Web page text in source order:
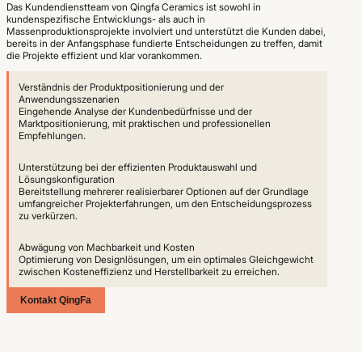
Das Kundendienstteam von Qingfa Ceramics ist sowohl in
kundenspezifische Entwicklungs- als auch in
Massenproduktionsprojekte involviert und unterstützt die Kunden dabei,
bereits in der Anfangsphase fundierte Entscheidungen zu treffen, damit
die Projekte effizient und klar vorankommen.
Verständnis der Produktpositionierung und der
Anwendungsszenarien
Eingehende Analyse der Kundenbedürfnisse und der
Marktpositionierung, mit praktischen und professionellen
Empfehlungen.
Unterstützung bei der effizienten Produktauswahl und
Lösungskonfiguration
Bereitstellung mehrerer realisierbarer Optionen auf der Grundlage
umfangreicher Projekterfahrungen, um den Entscheidungsprozess
zu verkürzen.
Abwägung von Machbarkeit und Kosten
Optimierung von Designlösungen, um ein optimales Gleichgewicht
zwischen Kosteneffizienz und Herstellbarkeit zu erreichen.
Kontakt QingFa